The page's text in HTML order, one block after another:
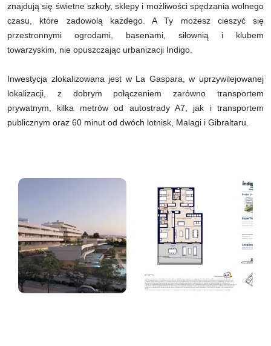
znajdują się świetne szkoły, sklepy i możliwości spędzania wolnego
czasu, które zadowolą każdego. A Ty możesz cieszyć się
przestronnymi ogrodami, basenami, siłownią i klubem
towarzyskim, nie opuszczając urbanizacji Indigo.
Inwestycja zlokalizowana jest w La Gaspara, w uprzywilejowanej
lokalizacji, z dobrym połączeniem zarówno transportem
prywatnym, kilka metrów od autostrady A7, jak i transportem
publicznym oraz 60 minut od dwóch lotnisk, Malagi i Gibraltaru.